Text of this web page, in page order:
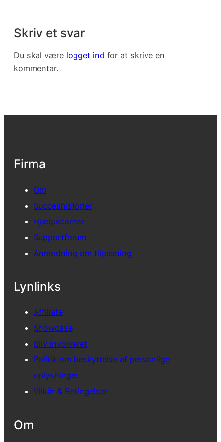
Skriv et svar
Du skal være logget ind for at skrive en
kommentar.
Firma
Om
Succeshistorier
Hjælpecenter
Supportforum
Anmodning om tilpasning
Lynlinks
Affiliate
Showcase
Bliv involveret
Politik om beskyttelse af personlige
oplysninger
Vilkår & Betingelser
Om